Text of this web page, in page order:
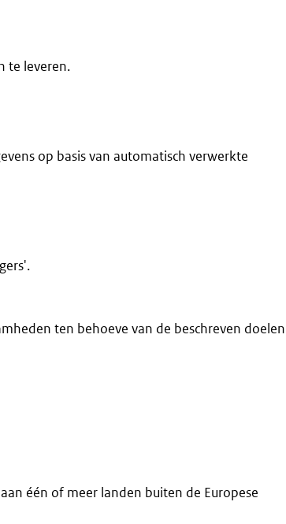
te leveren.
op basis van automatisch verwerkte
ten behoeve van de beschreven doelen
één of meer landen buiten de Europese